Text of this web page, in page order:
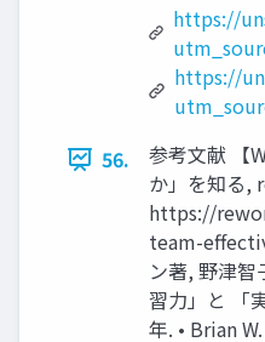
https://
https://
56.
参考文献 【
か」を知る,
https://
team-
ン著, 野津
習力」と 「
年. • Brian